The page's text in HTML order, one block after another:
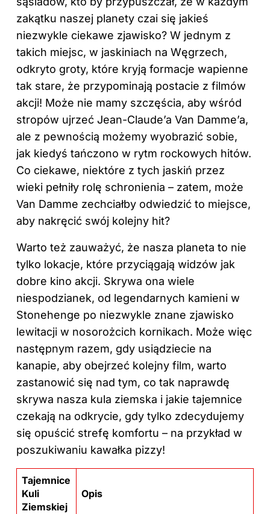
zakątku naszej planety czai się jakieś
niezwykle ciekawe zjawisko? W jednym z
takich miejsc, w jaskiniach na Węgrzech,
odkryto groty, które kryją formacje wapienne
tak stare, że przypominają postacie z filmów
akcji! Może nie mamy szczęścia, aby wśród
stropów ujrzeć Jean-Claude’a Van Damme’a,
ale z pewnością możemy wyobrazić sobie,
jak kiedyś tańczono w rytm rockowych hitów.
Co ciekawe, niektóre z tych jaskiń przez
wieki pełniły rolę schronienia – zatem, może
Van Damme zechciałby odwiedzić to miejsce,
aby nakręcić swój kolejny hit?
Warto też zauważyć, że nasza planeta to nie
tylko lokacje, które przyciągają widzów jak
dobre kino akcji. Skrywa ona wiele
niespodzianek, od legendarnych kamieni w
Stonehenge po niezwykle znane zjawisko
lewitacji w nosorożcich kornikach. Może więc
następnym razem, gdy usiądziecie na
kanapie, aby obejrzeć kolejny film, warto
zastanowić się nad tym, co tak naprawdę
skrywa nasza kula ziemska i jakie tajemnice
czekają na odkrycie, gdy tylko zdecydujemy
się opuścić strefę komfortu – na przykład w
poszukiwaniu kawałka pizzy!
Tajemnice
Kuli
Ziemskiej
Opis